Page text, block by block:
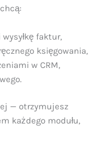
faktur,
księgowania,
w CRM,
— otrzymujesz
każdego modułu,